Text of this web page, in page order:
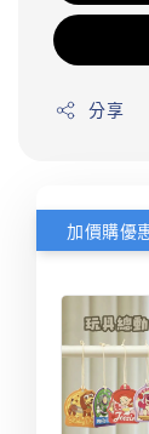
分享
加價購優